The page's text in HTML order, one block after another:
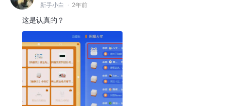
新手小白 · 2年前
这是认真的？